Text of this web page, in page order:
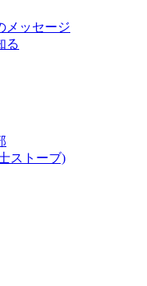
メッセージ
る
ストーブ)